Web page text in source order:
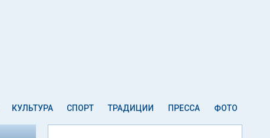
КУЛЬТУРА СПОРТ ТРАДИЦИИ ПРЕССА ФОТО